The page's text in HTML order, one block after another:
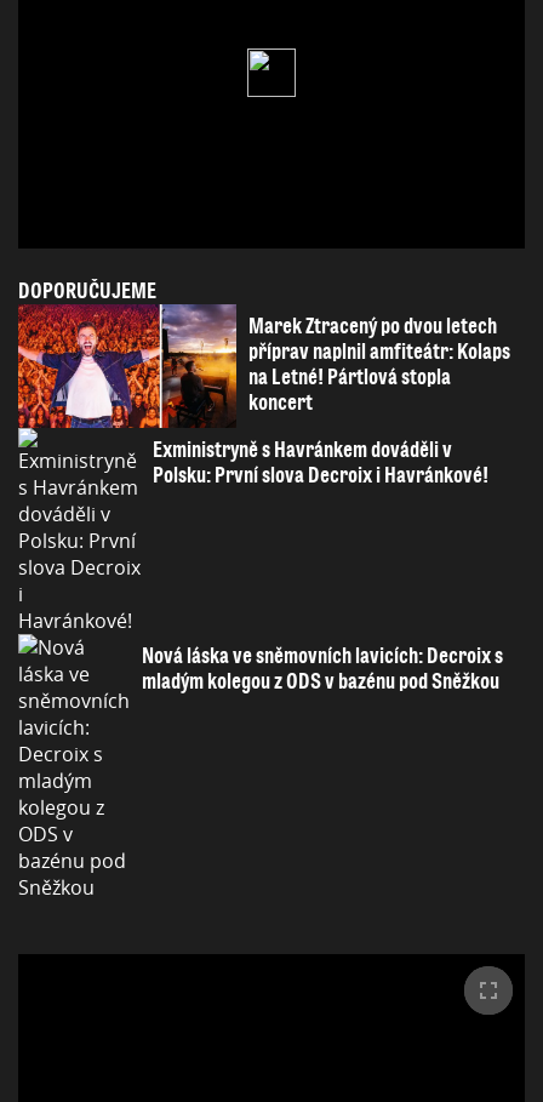
DOPORUČUJEME
Marek Ztracený po dvou letech
příprav naplnil amfiteátr: Kolaps
na Letné! Pártlová stopla
koncert
Exministryně s Havránkem dováděli v
Polsku: První slova Decroix i Havránkové!
Nová láska ve sněmovních lavicích: Decroix s
mladým kolegou z ODS v bazénu pod Sněžkou